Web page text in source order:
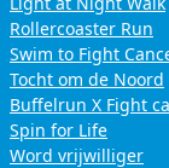
Rollercoaster Run
Swim to Fight
Tocht om de Noord
Buffelrun X Fight
Spin for Life
Word vrijwilliger